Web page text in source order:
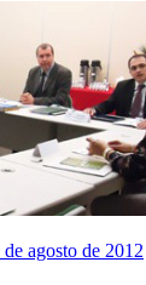
de agosto de 2012